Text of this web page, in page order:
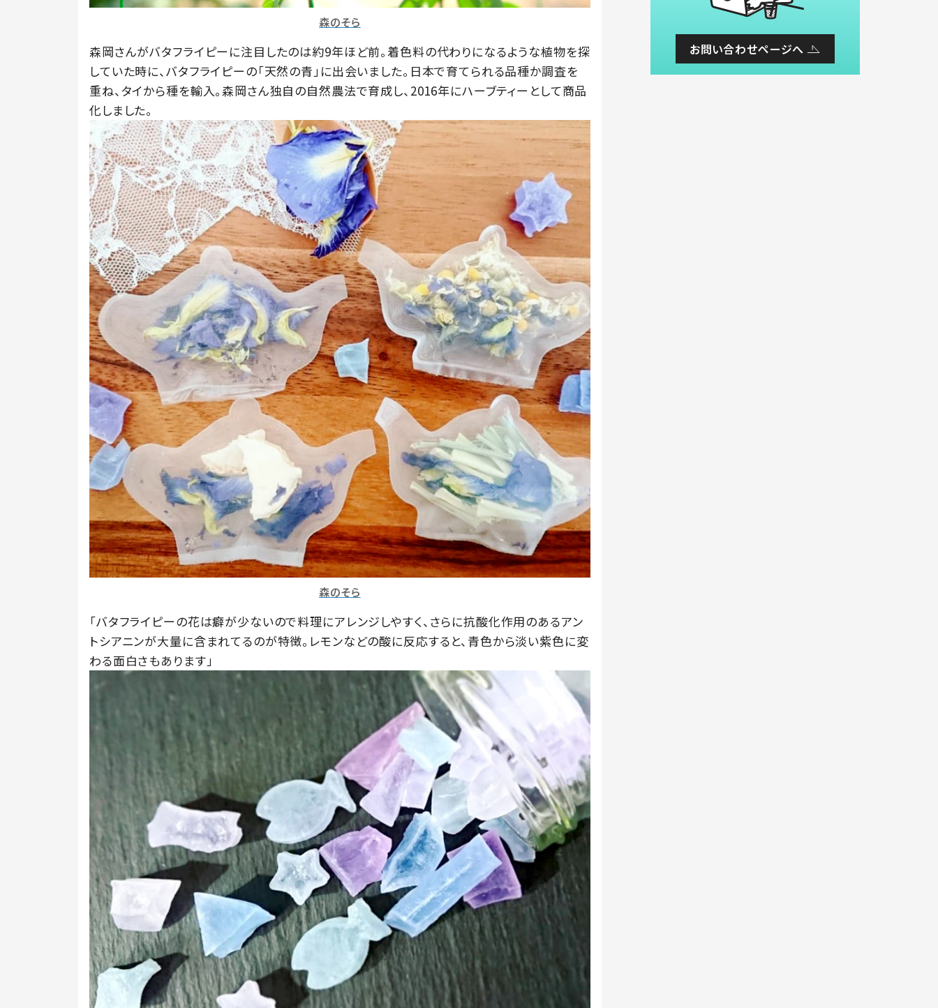
森のそら
森岡さんがバタフライピーに注目したのは約9年ほど前。着色料の代わりになるような植物を探
していた時に、バタフライピーの「天然の青」に出会いました。日本で育てられる品種か調査を
重ね、タイから種を輸入。森岡さん独自の自然農法で育成し、2016年にハーブティーとして商品
化しました。
森のそら
「バタフライピーの花は癖が少ないので料理にアレンジしやすく、さらに抗酸化作用のあるアン
トシアニンが大量に含まれてるのが特徴。レモンなどの酸に反応すると、青色から淡い紫色に変
わる面白さもあります」
お問い合わせページへ